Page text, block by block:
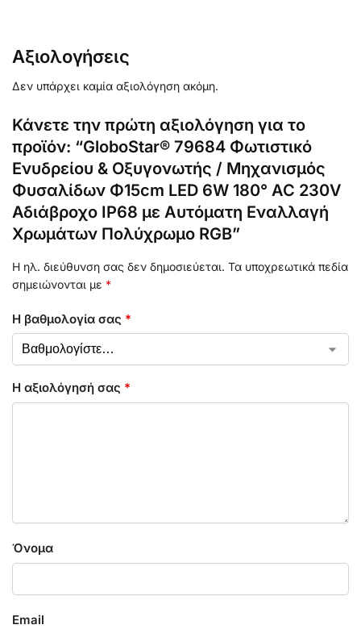
Αξιολογήσεις
Δεν υπάρχει καμία αξιολόγηση ακόμη.
Κάνετε την πρώτη αξιολόγηση για το
προϊόν: “GloboStar® 79684 Φωτιστικό
Ενυδρείου & Οξυγονωτής / Μηχανισμός
Φυσαλίδων Φ15cm LED 6W 180° AC 230V
Αδιάβροχο IP68 με Αυτόματη Εναλλαγή
Χρωμάτων Πολύχρωμο RGB”
Η ηλ. διεύθυνση σας δεν δημοσιεύεται. Τα υποχρεωτικά πεδία
σημειώνονται με *
Η βαθμολογία σας *
Η αξιολόγησή σας *
Όνομα
Email